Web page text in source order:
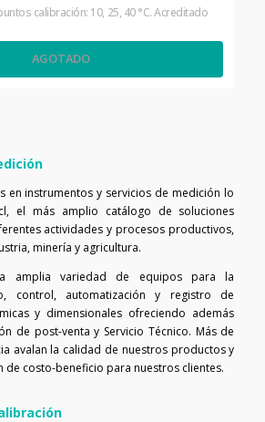
calibración: 10, 25, 40 °C. Acreditado
AGOTADO
en instrumentos y servicios de medición lo
el más amplio catálogo de soluciones
actividades y procesos productivos,
minería y agricultura.
amplia variedad de equipos para la
control, automatización y registro de
y dimensionales ofreciendo además
de post-venta y Servicio Técnico. Más de
avalan la calidad de nuestros productos y
de costo-beneficio para nuestros clientes.